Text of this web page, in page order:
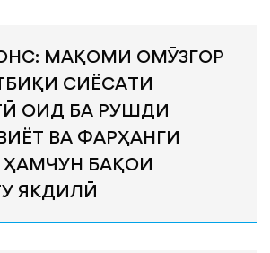
МАҚОМИ ОМӮЗГОР
СИЁСАТИ
ОИД БА РУШДИ
ВА ФАРҲАНГИ
БАҚОИ
ЯКДИЛӢ